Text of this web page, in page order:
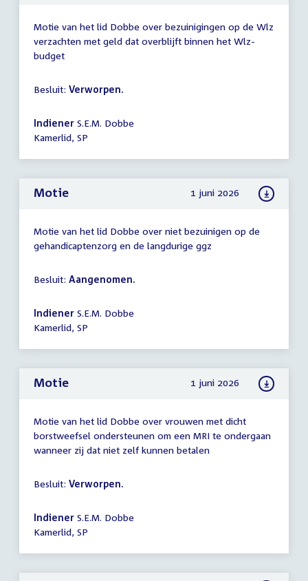
Motie van het lid Dobbe over bezuinigingen op de Wlz
verzachten met geld dat overblijft binnen het Wlz-
budget
Besluit: Verworpen.
Indiener S.E.M. Dobbe
Kamerlid, SP
Motie 1 juni 2026
Motie van het lid Dobbe over niet bezuinigen op de
gehandicaptenzorg en de langdurige ggz
Besluit: Aangenomen.
Indiener S.E.M. Dobbe
Kamerlid, SP
Motie 1 juni 2026
Motie van het lid Dobbe over vrouwen met dicht
borstweefsel ondersteunen om een MRI te ondergaan
wanneer zij dat niet zelf kunnen betalen
Besluit: Verworpen.
Indiener S.E.M. Dobbe
Kamerlid, SP